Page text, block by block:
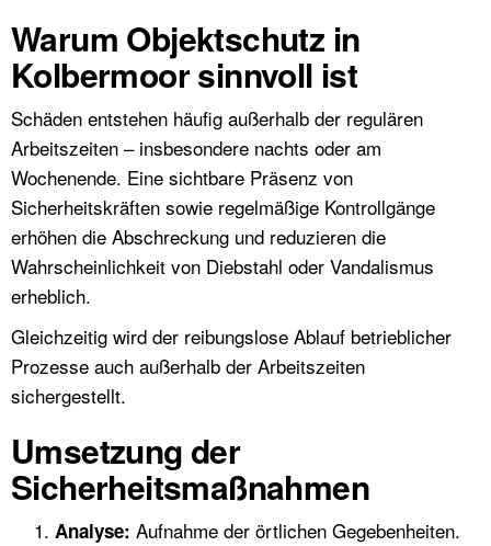
Warum Objektschutz in
Kolbermoor sinnvoll ist
Schäden entstehen häufig außerhalb der regulären
Arbeitszeiten – insbesondere nachts oder am
Wochenende. Eine sichtbare Präsenz von
Sicherheitskräften sowie regelmäßige Kontrollgänge
erhöhen die Abschreckung und reduzieren die
Wahrscheinlichkeit von Diebstahl oder Vandalismus
erheblich.
Gleichzeitig wird der reibungslose Ablauf betrieblicher
Prozesse auch außerhalb der Arbeitszeiten
sichergestellt.
Umsetzung der
Sicherheitsmaßnahmen
Analyse: Aufnahme der örtlichen Gegebenheiten.